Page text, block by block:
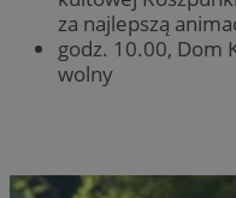
za najlepszą
godz. 10.00, Dom
wolny